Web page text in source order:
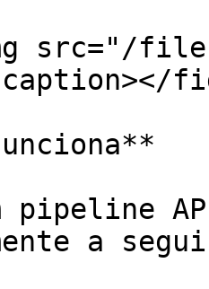
src="/files/
pipeline
a